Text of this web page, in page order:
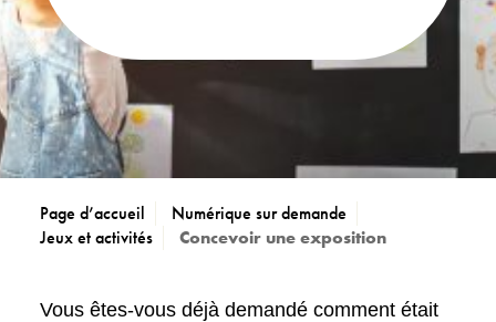
Page d’accueil
Numérique sur demande
Jeux et activités
Concevoir une exposition
Vous êtes-vous déjà demandé comment était